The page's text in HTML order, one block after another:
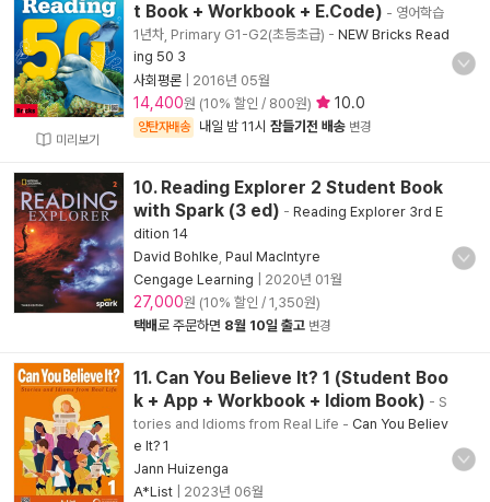
미리보기
t Book + Workbook + E.Code) - 영어학습
1년차, Primary G1-G2(초등초급) - NEW Bricks Read
ing 50 3
사회평론
2016년 05월
14,400원 (10% 할인 / 800원) 10.0
양탄자배송 내일 밤 11시 잠들기전 배송 변경
10. Reading Explorer 2 Student Book
with Spark (3 ed) - Reading Explorer 3rd E
dition 14
David Bohlke Paul MacIntyre
Cengage Learning
2020년 01월
27,000원 (10% 할인 / 1,350원)
택배로 주문하면 8월 10일 출고 변경
11. Can You Believe It? 1 (Student Boo
k + App + Workbook + Idiom Book) - S
tories and Idioms from Real Life - Can You Believ
e It? 1
Jann Huizenga
A*List
2023년 06월